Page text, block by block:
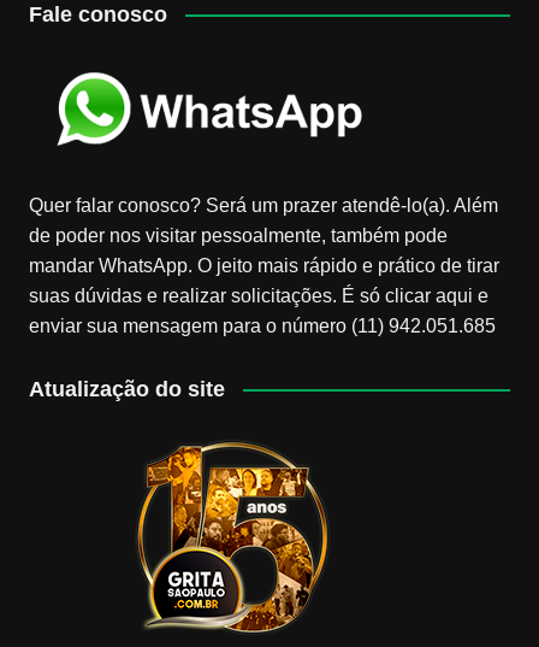
Fale conosco
Quer falar conosco? Será um prazer atendê-lo(a). Além
de poder nos visitar pessoalmente, também pode
mandar WhatsApp. O jeito mais rápido e prático de tirar
suas dúvidas e realizar solicitações. É só clicar aqui e
enviar sua mensagem para o número (11) 942.051.685
Atualização do site